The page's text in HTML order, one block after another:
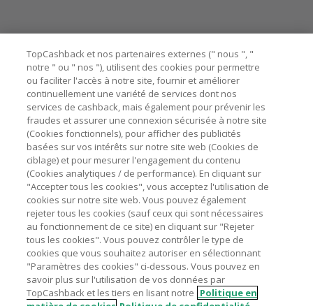
Besoin d'aide ?
Astuces pour économiser
A propos de
Contactez-nous
Mentions légales
Nos sites UK US CN JP DE AU
TopCashback et nos partenaires externes (" nous ", "
notre " ou " nos "), utilisent des cookies pour permettre
ou faciliter l'accès à notre site, fournir et améliorer
continuellement une variété de services dont nos
services de cashback, mais également pour prévenir les
fraudes et assurer une connexion sécurisée à notre site
(Cookies fonctionnels), pour afficher des publicités
basées sur vos intérêts sur notre site web (Cookies de
ciblage) et pour mesurer l'engagement du contenu
(Cookies analytiques / de performance). En cliquant sur
"Accepter tous les cookies", vous acceptez l'utilisation de
cookies sur notre site web. Vous pouvez également
rejeter tous les cookies (sauf ceux qui sont nécessaires
au fonctionnement de ce site) en cliquant sur "Rejeter
tous les cookies". Vous pouvez contrôler le type de
cookies que vous souhaitez autoriser en sélectionnant
"Paramètres des cookies" ci-dessous. Vous pouvez en
savoir plus sur l'utilisation de vos données par
TopCashback et les tiers en lisant notre Politique en